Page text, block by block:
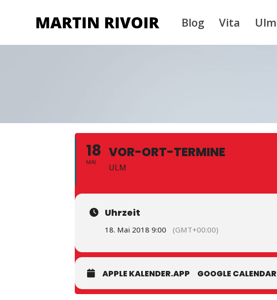
Blog Vita Ulm
18
MAI
VOR-ORT-TERMINE
ULM
Uhrzeit
18. Mai 2018 9:00 (GMT+00:00)
APPLE KALENDER.APP GOOGLE CALENDAR